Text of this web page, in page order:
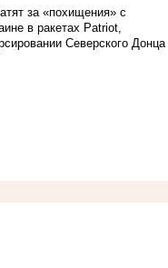
за «похищения» с
в ракетах Patriot,
Северского Донца